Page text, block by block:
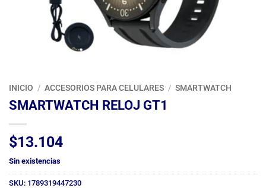
INICIO / ACCESORIOS PARA CELULARES / SMARTWATCH
SMARTWATCH RELOJ GT1
$13.104
Sin existencias
SKU: 1789319447230